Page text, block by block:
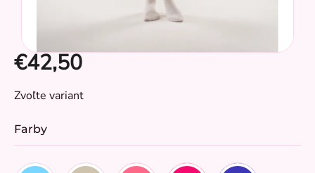
€42,50
Jednotková
Zvoľte variant
Farby